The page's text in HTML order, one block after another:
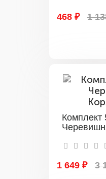
468 ₽ 1
Комплект
1 649 ₽ 3